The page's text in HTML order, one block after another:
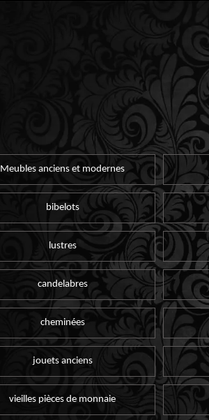
Meubles anciens et modernes
bibelots
lustres
candelabres
cheminées
jouets anciens
vieilles pièces de monnaie